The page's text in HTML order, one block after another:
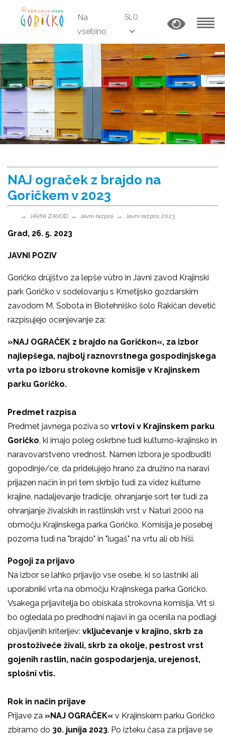
Na
vsebino
SLO
NAJ ograček z brajdo na
Goričkem v 2023
JAVNI ZAVOD Javni razpisi Javni razpisi 2023
Grad, 26. 5. 2023
JAVNI POZIV
Goričko drüjštvo za lepše vütro in Javni zavod Krajinski
park Goričko v sodelovanju s Kmetijsko gozdarskim
zavodom M. Sobota in Biotehniško šolo Rakičan devetič
razpisujejo ocenjevanje za:
»NAJ OGRAČEK z brajdo na Goričkon«, za izbor
najlepšega, najbolj raznovrstnega gospodinjskega
vrta po izboru strokovne komisije v Krajinskem
parku Goričko.
Predmet razpisa
Predmet javnega poziva so vrtovi v Krajinskem parku
Goričko, ki imajo poleg oskrbne tudi kulturno-krajinsko in
naravovarstveno vrednost. Namen izbora je spodbuditi
gopodinje/ce, da pridelujejo hrano za družino na naravi
prijazen način in pri tem skrbijo tudi za videz kulturne
krajine, nadaljevanje tradicije, ohranjanje sort ter tudi za
ohranjanje živalskih in rastlinskih vrst v Naturi 2000 na
območju Krajinskega parka Goričko. Komisija je posebej
pozorna tudi na "brajdo" in "lugaš" na vrtu ali ob hiši.
Pogoji za prijavo
Na izbor se lahko prijavijo vse osebe, ki so lastniki ali
uporabniki vrta na območju Krajinskega parka Goričko.
Vsakega prijavitelja bo obiskala strokovna komisija. Vrt si
bo ogledala po predhodni najavi in ga ocenila na podlagi
objavljenih kriterijev: vključevanje v krajino, skrb za
prostoživeče živali, skrb za okolje, pestrost vrst
gojenih rastlin, način gospodarjenja, urejenost,
splošni vtis.
Rok in način prijave
Prijave za »NAJ OGRAČEK« v Krajinskem parku Goričko
zbiramo do 30. junija 2023. Po izteku časa za prijave se